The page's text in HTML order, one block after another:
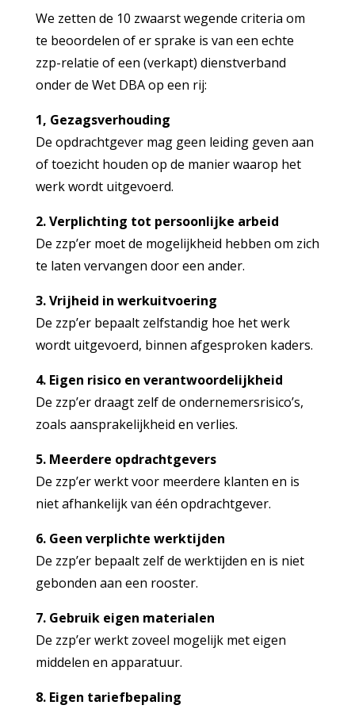
We zetten de 10 zwaarst wegende criteria om
te beoordelen of er sprake is van een echte
zzp-relatie of een (verkapt) dienstverband
onder de Wet DBA op een rij:
1, Gezagsverhouding
De opdrachtgever mag geen leiding geven aan
of toezicht houden op de manier waarop het
werk wordt uitgevoerd.
2. Verplichting tot persoonlijke arbeid
De zzp’er moet de mogelijkheid hebben om zich
te laten vervangen door een ander.
3. Vrijheid in werkuitvoering
De zzp’er bepaalt zelfstandig hoe het werk
wordt uitgevoerd, binnen afgesproken kaders.
4. Eigen risico en verantwoordelijkheid
De zzp’er draagt zelf de ondernemersrisico’s,
zoals aansprakelijkheid en verlies.
5. Meerdere opdrachtgevers
De zzp’er werkt voor meerdere klanten en is
niet afhankelijk van één opdrachtgever.
6. Geen verplichte werktijden
De zzp’er bepaalt zelf de werktijden en is niet
gebonden aan een rooster.
7. Gebruik eigen materialen
De zzp’er werkt zoveel mogelijk met eigen
middelen en apparatuur.
8. Eigen tariefbepaling